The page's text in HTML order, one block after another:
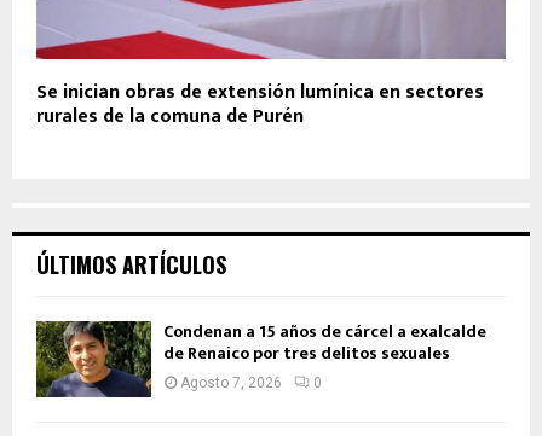
Se inician obras de extensión lumínica en sectores
rurales de la comuna de Purén
ÚLTIMOS ARTÍCULOS
Condenan a 15 años de cárcel a exalcalde
de Renaico por tres delitos sexuales
Agosto 7, 2026 0